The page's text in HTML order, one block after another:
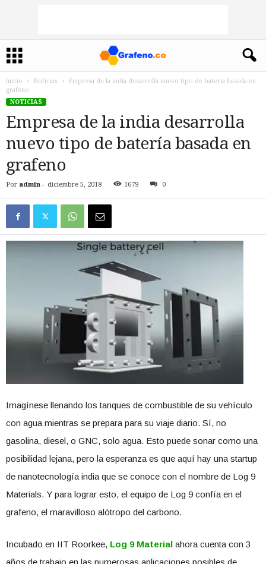
Inicio Noticias
Empresa de la india desarrolla nuevo tipo de batería basada en
grafeno
NOTICIAS
Empresa de la india desarrolla
nuevo tipo de batería basada en
grafeno
Por admin - diciembre 5, 2018 1679 0
Imagínese llenando los tanques de combustible de su vehículo
con agua mientras se prepara para su viaje diario. Sí, no
gasolina, diesel, o GNC, solo agua. Esto puede sonar como una
posibilidad lejana, pero la esperanza es que aquí hay una startup
de nanotecnología india que se conoce con el nombre de Log 9
Materials. Y para lograr esto, el equipo de Log 9 confía en el
grafeno, el maravilloso alótropo del carbono.
Incubado en IIT Roorkee, Log 9 Material ahora cuenta con 3
años de trabajo en las numerosas aplicaciones posibles de